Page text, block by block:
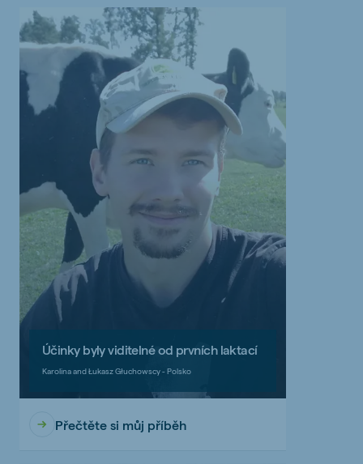
Účinky byly viditelné od prvních laktací
Karolina and Łukasz Głuchowscy - Polsko
Přečtěte si můj příběh